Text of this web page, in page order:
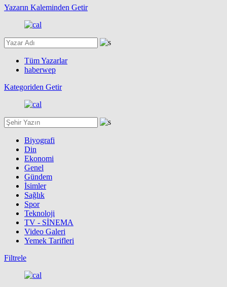
Yazarın Kaleminden Getir
Tüm Yazarlar
haberwep
Kategoriden Getir
Biyografi
Din
Ekonomi
Genel
Gündem
İsimler
Sağlık
Spor
Teknoloji
TV - SİNEMA
Video Galeri
Yemek Tarifleri
Filtrele